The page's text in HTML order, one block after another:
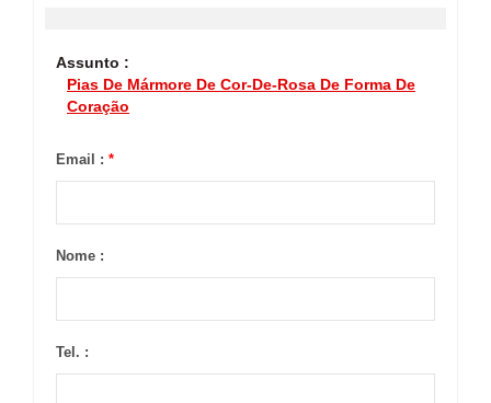
Assunto :
Pias De Mármore De Cor-De-Rosa De Forma De
Coração
Email : *
Nome :
Tel. :